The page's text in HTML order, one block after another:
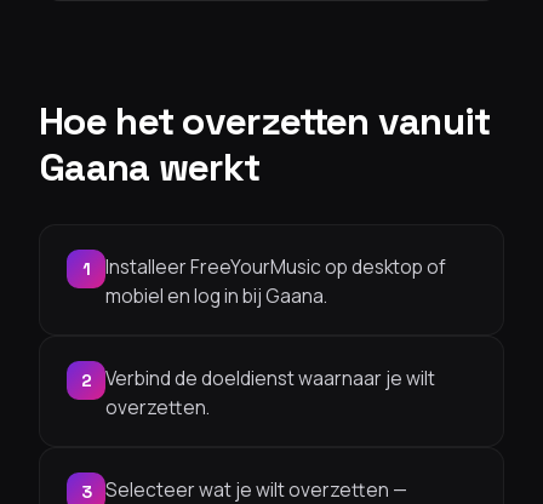
Hoe het overzetten vanuit
Gaana werkt
1
Installeer FreeYourMusic op desktop of
mobiel en log in bij Gaana.
2
Verbind de doeldienst waarnaar je wilt
overzetten.
3
Selecteer wat je wilt overzetten —